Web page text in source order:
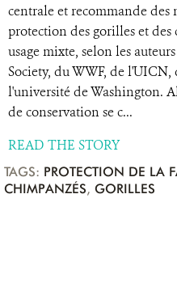
centrale et recommande des
protection des gorilles et des
usage mixte, selon les
Society, du WWF, de
l'université de Washington.
de conservation se c...
READ THE STORY
TAGS: PROTECTION DE LA
CHIMPANZÉS, GORILLES